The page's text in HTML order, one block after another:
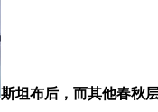
斯坦布后，而其他春秋